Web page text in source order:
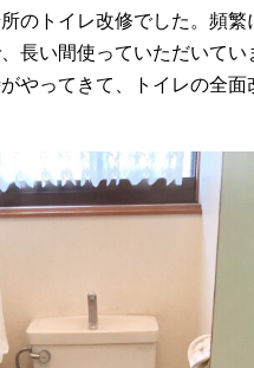
のトイレ改修でした。頻繁
長い間使っていただいてい
やってきて、トイレの全面